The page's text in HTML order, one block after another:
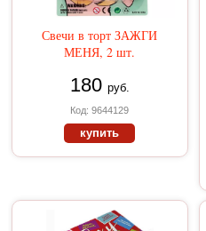
Свечи в торт ЗАЖГИ
МЕНЯ, 2 шт.
180 руб.
Код: 9644129
купить